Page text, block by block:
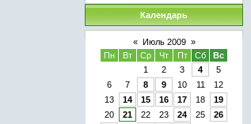
Календарь
« Июль 2009 »
Пн
Вт Ср Чт Пт Сб
Вс
1
2 3 4
5
6
7 8 9 10 11
12
13
14 15 16 17 18
19
20
21 22 23 24 25
26